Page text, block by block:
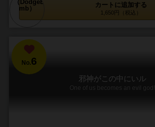
カートに追加する
1,650円（税込）
No.6
邪神がこの中にいル
One of us becomes an evil god!